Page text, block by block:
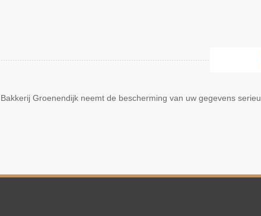
Bakkerij Groenendijk neemt de bescherming van uw gegevens